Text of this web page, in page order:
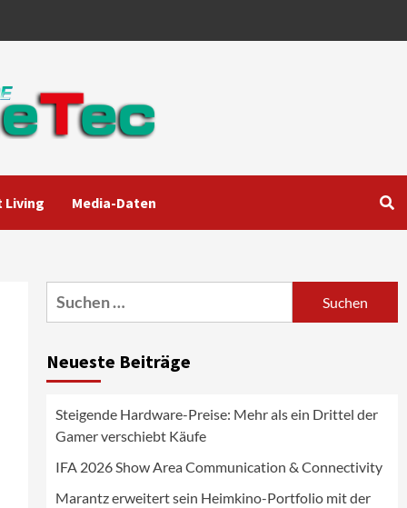
Living Media-Daten
Suchen
nach:
Neueste Beiträge
Steigende Hardware-Preise: Mehr als ein Drittel der
Gamer verschiebt Käufe
IFA 2026 Show Area Communication & Connectivity
Marantz erweitert sein Heimkino-Portfolio mit der
Marantz erweitert sein
4
News aus dem Internet
55-Zoll Fernsehgeräte
5
Wirtschaft
NIQ kehrt zur IFA 2026 zurück
Branchendebatte